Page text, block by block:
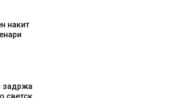
накит
задржа